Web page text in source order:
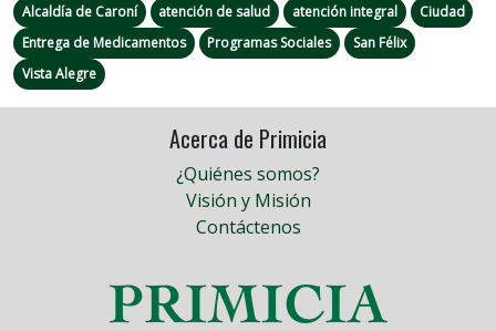
Alcaldía de Caroní atención de salud atención integral
Ciudad
Entrega de Medicamentos
Programas Sociales
San Félix
Vista Alegre
Acerca de Primicia
¿Quiénes somos?
Visión y Misión
Contáctenos